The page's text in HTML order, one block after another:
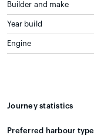
Builder and make
Year build
Engine
Journey statistics
Preferred harbour type